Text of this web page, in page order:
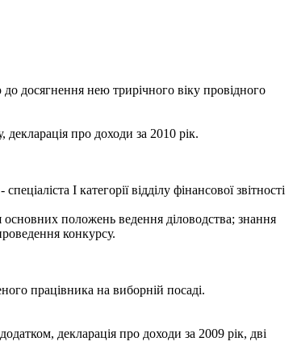
досягнення нею трирічного віку провідного
про доходи за 2010 рік.
І категорії відділу фінансової звітності
положень ведення діловодства; знання
конкурсу.
працівника на виборній посаді.
декларація про доходи за 2009 рік, дві